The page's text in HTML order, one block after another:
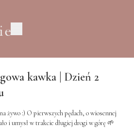
kawka | Dzień 2
żywo :) O pierwszych pędach, o wiosennej
i umysł w trakcie długiej drogi w górę 🌱